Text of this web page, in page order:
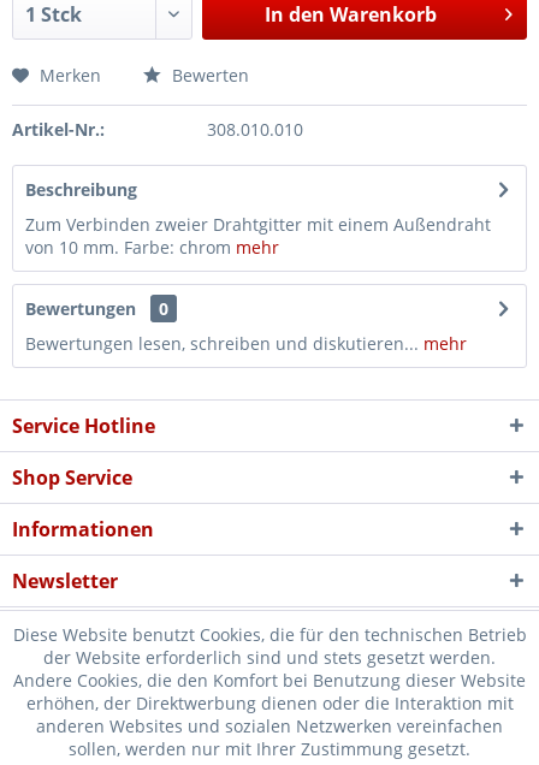
In den Warenkorb
Merken Bewerten
Artikel-Nr.: 308.010.010
Beschreibung
Zum Verbinden zweier Drahtgitter mit einem Außendraht
von 10 mm. Farbe: chrom mehr
Bewertungen
0
Bewertungen lesen, schreiben und diskutieren... mehr
Service Hotline
Shop Service
Informationen
Newsletter
* Verkauf nur an Unternehmer, Gewerbetreibende, Freiberufler und
öffentliche Institutionen, daher verstehen sich alle Preise zzgl.
Diese Website benutzt Cookies, die für den technischen Betrieb
der Website erforderlich sind und stets gesetzt werden.
Andere Cookies, die den Komfort bei Benutzung dieser Website
erhöhen, der Direktwerbung dienen oder die Interaktion mit
anderen Websites und sozialen Netzwerken vereinfachen
sollen, werden nur mit Ihrer Zustimmung gesetzt.